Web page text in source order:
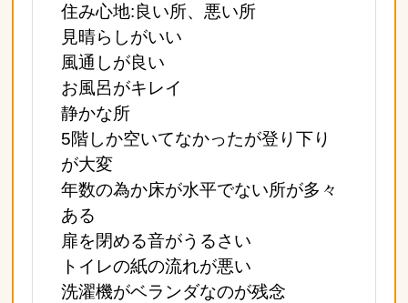
住み心地:良い所、悪い所
見晴らしがいい
風通しが良い
お風呂がキレイ
静かな所
5階しか空いてなかったが登り下り
が大変
年数の為か床が水平でない所が多々
ある
扉を閉める音がうるさい
トイレの紙の流れが悪い
洗濯機がベランダなのが残念